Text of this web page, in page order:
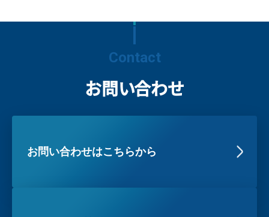
Contact
お問い合わせ
お問い合わせはこちらから